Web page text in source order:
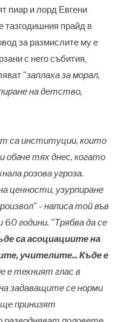
пиар и лорд Евгени
тазгодишния прайд в
за размислите му е
с него събития,
"заплаха за морал,
на детство,
са институции, които
обаче тях днес, когато
розова угроза.
ценности, узурпиране
- написа той във
години. "Трябва да се
са асоциациите на
учителите... Къде е
е техният глас в
задаващите се норми
принизят